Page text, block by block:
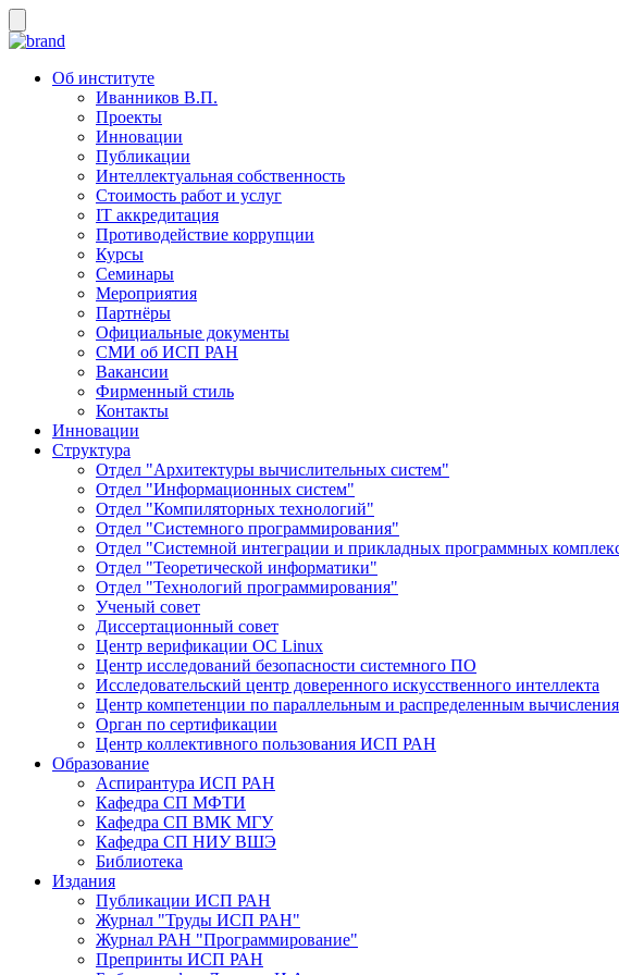
Об институте
Иванников В.П.
Проекты
Инновации
Публикации
Интеллектуальная собственность
Стоимость работ и услуг
IT аккредитация
Противодействие коррупции
Курсы
Семинары
Мероприятия
Партнёры
Официальные документы
СМИ об ИСП РАН
Вакансии
Фирменный стиль
Контакты
Инновации
Структура
Отдел "Архитектуры вычислительных систем"
Отдел "Информационных систем"
Отдел "Компиляторных технологий"
Отдел "Системного программирования"
Отдел "Системной интеграции и прикладных программных
Отдел "Теоретической информатики"
Отдел "Технологий программирования"
Ученый совет
Диссертационный совет
Центр верификации ОС Linux
Центр исследований безопасности системного ПО
Исследовательский центр доверенного искусственного интеллекта
Центр компетенции по параллельным и распределенным
Орган по сертификации
Центр коллективного пользования ИСП РАН
Образование
Аспирантура ИСП РАН
Кафедра СП МФТИ
Кафедра СП ВМК МГУ
Кафедра СП НИУ ВШЭ
Библиотека
Издания
Публикации ИСП РАН
Журнал "Труды ИСП РАН"
Журнал РАН "Программирование"
Препринты ИСП РАН